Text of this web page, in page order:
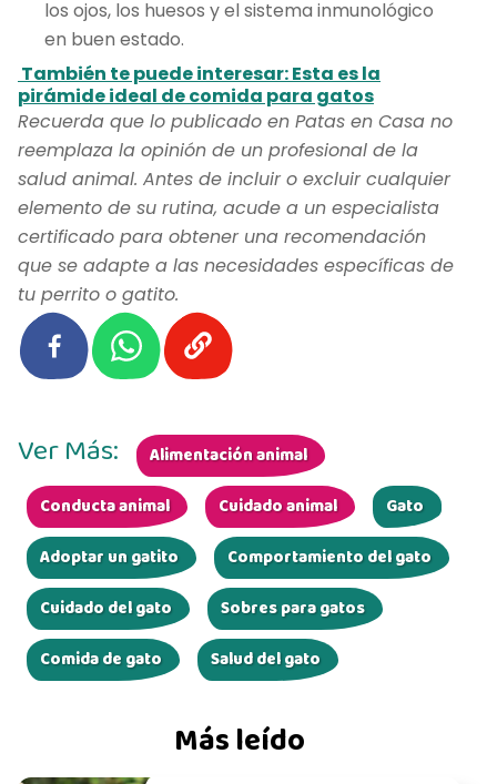
los ojos, los huesos y el sistema inmunológico
en buen estado.
También te puede interesar: Esta es la
pirámide ideal de comida para gatos
Recuerda que lo publicado en Patas en Casa no
reemplaza la opinión de un profesional de la
salud animal. Antes de incluir o excluir cualquier
elemento de su rutina, acude a un especialista
certificado para obtener una recomendación
que se adapte a las necesidades específicas de
tu perrito o gatito.
Más leído
Ver Más:
Alimentación animal
Conducta animal
Cuidado animal
Gato
Adoptar un gatito
Comportamiento del gato
Cuidado del gato
Sobres para gatos
Comida de gato
Salud del gato